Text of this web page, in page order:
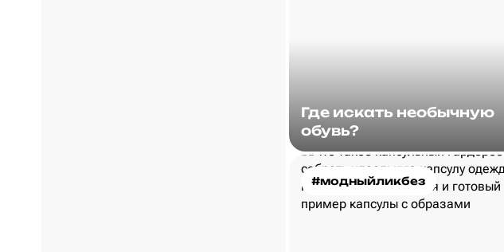
Где искать необычную
обувь?
#модныйликбез